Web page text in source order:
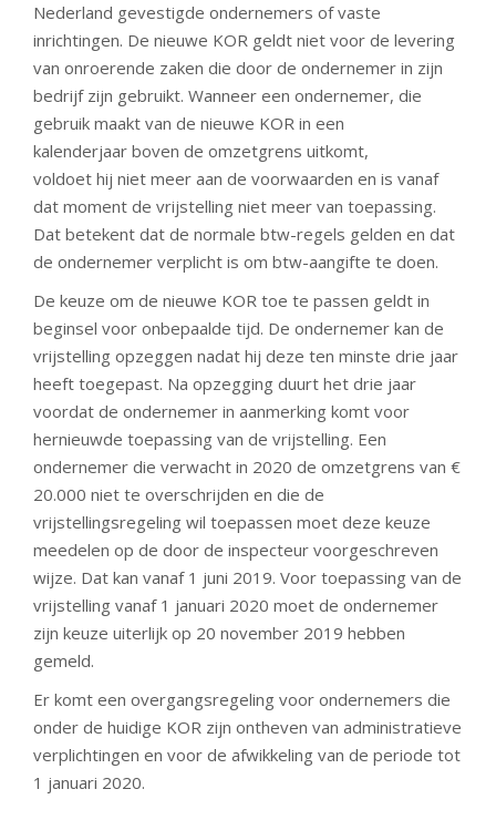
Nederland gevestigde ondernemers of vaste
inrichtingen. De nieuwe KOR geldt niet voor de levering
van onroerende zaken die door de ondernemer in zijn
bedrijf zijn gebruikt. Wanneer een ondernemer, die
gebruik maakt van de nieuwe KOR in een
kalenderjaar boven de omzetgrens uitkomt,
voldoet hij niet meer aan de voorwaarden en is vanaf
dat moment de vrijstelling niet meer van toepassing.
Dat betekent dat de normale btw-regels gelden en dat
de ondernemer verplicht is om btw-aangifte te doen.
De keuze om de nieuwe KOR toe te passen geldt in
beginsel voor onbepaalde tijd. De ondernemer kan de
vrijstelling opzeggen nadat hij deze ten minste drie jaar
heeft toegepast. Na opzegging duurt het drie jaar
voordat de ondernemer in aanmerking komt voor
hernieuwde toepassing van de vrijstelling. Een
ondernemer die verwacht in 2020 de omzetgrens van €
20.000 niet te overschrijden en die de
vrijstellingsregeling wil toepassen moet deze keuze
meedelen op de door de inspecteur voorgeschreven
wijze. Dat kan vanaf 1 juni 2019. Voor toepassing van de
vrijstelling vanaf 1 januari 2020 moet de ondernemer
zijn keuze uiterlijk op 20 november 2019 hebben
gemeld.
Er komt een overgangsregeling voor ondernemers die
onder de huidige KOR zijn ontheven van administratieve
verplichtingen en voor de afwikkeling van de periode tot
1 januari 2020.